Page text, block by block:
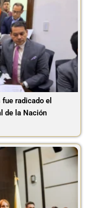
radicado el
de la Nación